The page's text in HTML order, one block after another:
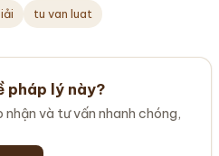
tu van luat
pháp lý này?
và tư vấn nhanh chóng,